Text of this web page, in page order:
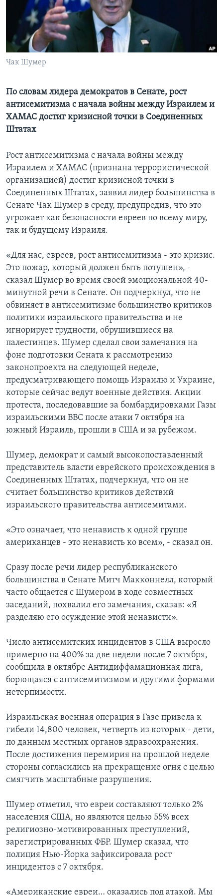
Learning English
СОЦИАЛЬНЫЕ СЕТИ
Языки
Чак Шумер
По словам лидера демократов в Сенате, рост
антисемитизма с начала войны между Израилем и
ХАМАС достиг кризисной точки в Соединенных
Штатах
Рост антисемитизма с начала войны между
Израилем и ХАМАС (признана террористической
организацией) достиг кризисной точки в
Соединенных Штатах, заявил лидер большинства в
Сенате Чак Шумер в среду, предупредив, что это
угрожает как безопасности евреев по всему миру,
так и будущему Израиля.
«Для нас, евреев, рост антисемитизма - это кризис.
Это пожар, который должен быть потушен», -
сказал Шумер во время своей эмоциональной 40-
минутной речи в Сенате. Он подчеркнул, что не
обвиняет в антисемитизме большинство критиков
политики израильского правительства и не
игнорирует трудности, обрушившиеся на
палестинцев. Шумер сделал свои замечания на
фоне подготовки Сената к рассмотрению
законопроекта на следующей неделе,
предусматривающего помощь Израилю и Украине,
которые сейчас ведут военные действия. Акции
протеста, последовавшие за бомбардировками Газы
израильскими ВВС после атаки 7 октября на
южный Израиль, прошли в США и за рубежом.
Шумер, демократ и самый высокопоставленный
представитель власти еврейского происхождения в
Соединенных Штатах, подчеркнул, что он не
считает большинство критиков действий
израильского правительства антисемитами.
«Это означает, что ненависть к одной группе
американцев - это ненависть ко всем», - сказал он.
Сразу после речи лидер республиканского
большинства в Сенате Митч Макконнелл, который
часто общается с Шумером в ходе совместных
заседаний, похвалил его замечания, сказав: «Я
разделяю его осуждение этой ненависти».
Число антисемитских инцидентов в США выросло
примерно на 400% за две недели после 7 октября,
сообщила в октябре Антидиффамационная лига,
борющаяся с антисемитизмом и другими формами
нетерпимости.
Израильская военная операция в Газе привела к
гибели 14,800 человек, четверть из которых - дети,
по данным местных органов здравоохранения.
После достижения перемирия на прошлой неделе
стороны согласились на прекращение огня с целью
смягчить масштабные разрушения.
Шумер отметил, что евреи составляют только 2%
населения США, но являются целью 55% всех
религиозно-мотивированных преступлений,
зарегистрированных ФБР. Шумер сказал, что
полиция Нью-Йорка зафиксировала рост
инцидентов с 7 октября.
«Американские евреи… оказались под атакой. Мы